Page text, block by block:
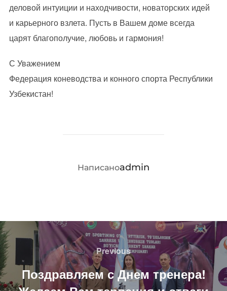
деловой интуиции и находчивости, новаторских идей
и карьерного взлета. Пусть в Вашем доме всегда
царят благополучие, любовь и гармония!
С Уважением
Федерация коневодства и конного спорта Республики
Узбекистан!
АВТОР ЗАПИСИ
Написаноadmin
Навигация
по
записям
Previous
Previous
Поздравляем с Днем тренера!